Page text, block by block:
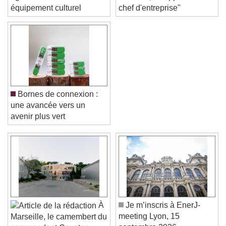
Video Player is loading.
Play
Skip Backward
Skip Forward
Unmute
église désacralisée en
équipement culturel
Matthieu, "D'apprenti à
chef d'entreprise"
Bornes de connexion :
une avancée vers un
avenir plus vert
À
Marseille, le camembert du
Je m’inscris à EnerJ-
meeting Lyon, 15